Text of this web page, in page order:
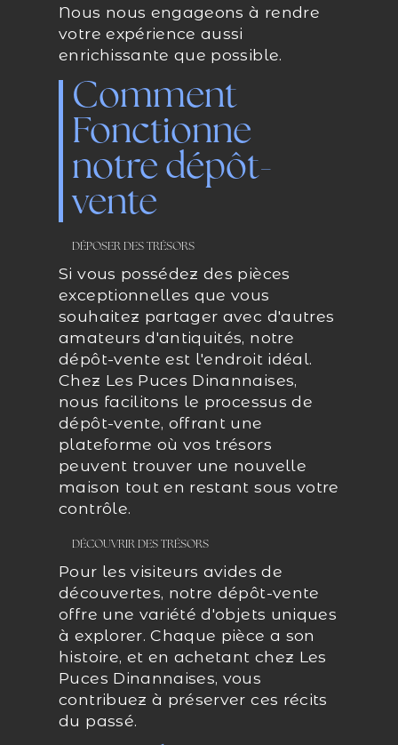
Nous nous engageons à rendre
votre expérience aussi
enrichissante que possible.
Comment
Fonctionne
notre dépôt-
vente
DÉPOSER DES TRÉSORS
Si vous possédez des pièces
exceptionnelles que vous
souhaitez partager avec d'autres
amateurs d'antiquités, notre
dépôt-vente est l'endroit idéal.
Chez Les Puces Dinannaises,
nous facilitons le processus de
dépôt-vente, offrant une
plateforme où vos trésors
peuvent trouver une nouvelle
maison tout en restant sous votre
contrôle.
DÉCOUVRIR DES TRÉSORS
Pour les visiteurs avides de
découvertes, notre dépôt-vente
offre une variété d'objets uniques
à explorer. Chaque pièce a son
histoire, et en achetant chez Les
Puces Dinannaises, vous
contribuez à préserver ces récits
du passé.